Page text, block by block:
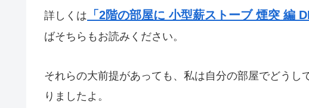
詳しくは 「2階の部屋に 小型薪ストーブ 煙突 編
ばそちらもお読みください。
それらの大前提があっても、私は自分の部屋でどうし
りましたよ。